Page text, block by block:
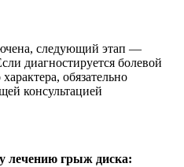
следующий этап —
диагностиру­ется болевой
обязательно
консуль­тацией
лечению грыж диска: